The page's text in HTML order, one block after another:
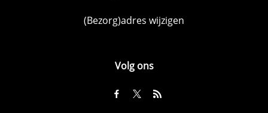
(Bezorg)adres wijzigen
Volg ons